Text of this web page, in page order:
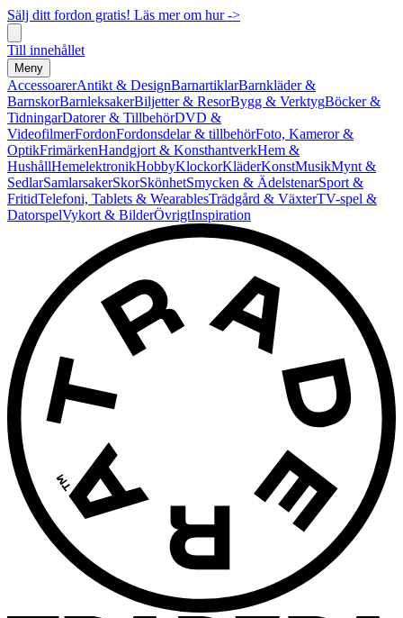
Sälj ditt fordon gratis! Läs mer om hur ->
Till innehållet
Meny
AccessoarerAntikt & DesignBarnartiklarBarnkläder &
BarnskorBarnleksakerBiljetter & ResorBygg & VerktygBöcker &
TidningarDatorer & TillbehörDVD &
VideofilmerFordonFordonsdelar & tillbehörFoto, Kameror &
OptikFrimärkenHandgjort & KonsthantverkHem &
HushållHemelektronikHobbyKlockorKläderKonstMusikMynt &
SedlarSamlarsakerSkorSkönhetSmycken & ÄdelstenarSport &
FritidTelefoni, Tablets & WearablesTrädgård & VäxterTV-spel &
DatorspelVykort & BilderÖvrigtInspiration